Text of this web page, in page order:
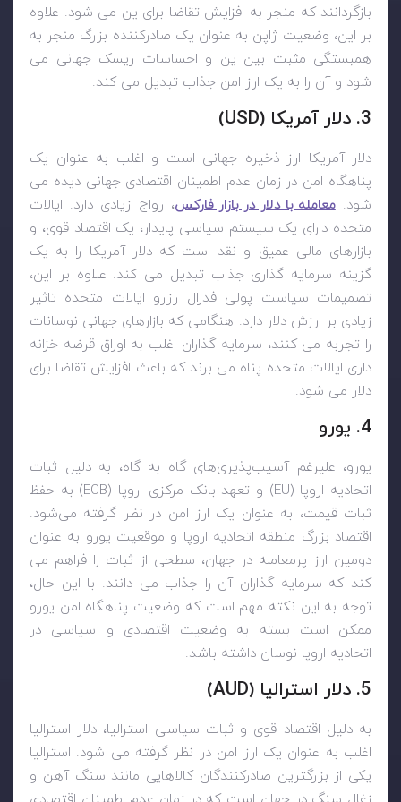
بازگردانند که منجر به افزایش تقاضا برای ین می شود. علاوه
بر این، وضعیت ژاپن به عنوان یک صادرکننده بزرگ منجر به
همبستگی مثبت بین ین و احساسات ریسک جهانی می
شود و آن را به یک ارز امن جذاب تبدیل می کند.
3. دلار آمریکا ( USD
)
دلار آمریکا ارز ذخیره جهانی است و اغلب به عنوان یک
پناهگاه امن در زمان عدم اطمینان اقتصادی جهانی دیده می
شود.معامله با دلار در بازار فارکس، رواج زیادی دارد. ایالات
متحده دارای یک سیستم سیاسی پایدار، یک اقتصاد قوی، و
بازارهای مالی عمیق و نقد است که دلار آمریکا را به یک
گزینه سرمایه گذاری جذاب تبدیل می کند. علاوه بر این،
تصمیمات سیاست پولی فدرال رزرو ایالات متحده تاثیر
زیادی بر ارزش دلار دارد. هنگامی که بازارهای جهانی نوسانات
را تجربه می کنند، سرمایه گذاران اغلب به اوراق قرضه خزانه
داری ایالات متحده پناه می برند که باعث افزایش تقاضا برای
دلار می شود.
4. یورو
یورو، علیرغم آسیب‌پذیری‌های گاه به گاه، به دلیل ثبات
اتحادیه اروپا (EU) و تعهد بانک مرکزی اروپا (ECB) به حفظ
ثبات قیمت، به عنوان یک ارز امن در نظر گرفته می‌شود.
اقتصاد بزرگ منطقه اتحادیه اروپا و موقعیت یورو به عنوان
دومین ارز پرمعامله در جهان، سطحی از ثبات را فراهم می
کند که سرمایه گذاران آن را جذاب می دانند. با این حال،
توجه به این نکته مهم است که وضعیت پناهگاه امن یورو
ممکن است بسته به وضعیت اقتصادی و سیاسی در
اتحادیه اروپا نوسان داشته باشد.
5. دلار استرالیا ( AUD
)
به دلیل اقتصاد قوی و ثبات سیاسی استرالیا، دلار استرالیا
اغلب به عنوان یک ارز امن در نظر گرفته می شود. استرالیا
یکی از بزرگترین صادرکنندگان کالاهایی مانند سنگ آهن و